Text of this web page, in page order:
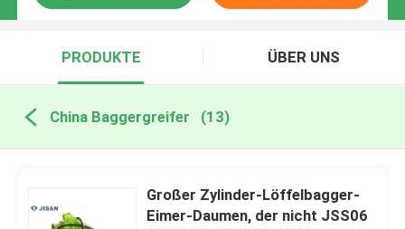
PRODUKTE ÜBER UNS
China Baggergreifer (13)
Großer Zylinder-Löffelbagger-
Eimer-Daumen, der nicht JSS06